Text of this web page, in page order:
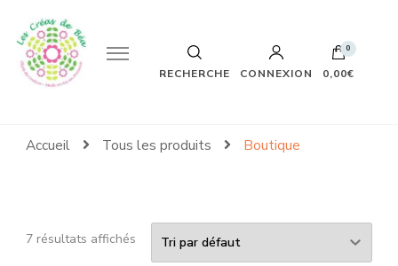
Les Créas de Béa
Articles de couture zéro déchet fait main Aix-en-Provence
RECHERCHE CONNEXION
0
0,00€
Accueil Tous les produits Boutique
7 résultats affichés